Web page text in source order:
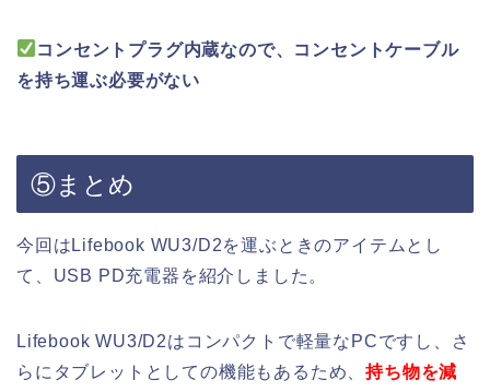
コンセントプラグ内蔵なので、コンセントケーブル
を持ち運ぶ必要がない
⑤まとめ
今回はLifebook WU3/D2を運ぶときのアイテムとし
て、USB PD充電器を紹介しました。
Lifebook WU3/D2はコンパクトで軽量なPCですし、さ
らにタブレットとしての機能もあるため、持ち物を減